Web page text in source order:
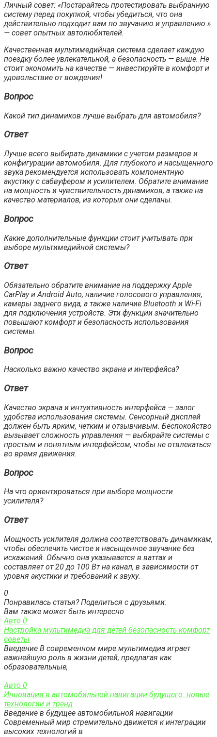
Личный совет: «Постарайтесь протестировать выбранную
систему перед покупкой, чтобы убедиться, что она
действительно подходит вам по звучанию и управлению.»
— совет опытных автолюбителей.
Качественная мультимедийная система сделает каждую
поездку более увлекательной, а безопасность — выше. Не
стоит экономить на качестве — инвестируйте в комфорт и
удовольствие от вождения!
Вопрос
Какой тип динамиков лучше выбрать для автомобиля?
Ответ
Лучше всего выбирать динамики с учетом размеров и
конфигурации автомобиля. Для глубокого и насыщенного
звука рекомендуется использовать компонентную
акустику с сабвуфером и усилителем. Обратите внимание
на мощность и чувствительность динамиков, а также на
качество материалов, из которых они сделаны.
Вопрос
Какие дополнительные функции стоит учитывать при
выборе мультимедийной системы?
Ответ
Обязательно обратите внимание на поддержку Apple
CarPlay и Android Auto, наличие голосового управления,
камеры заднего вида, а также наличие Bluetooth и Wi-Fi
для подключения устройств. Эти функции значительно
повышают комфорт и безопасность использования
системы.
Вопрос
Насколько важно качество экрана и интерфейса?
Ответ
Качество экрана и интуитивность интерфейса — залог
удобства использования системы. Сенсорный дисплей
должен быть ярким, четким и отзывчивым. Беспокойство
вызывает сложность управления — выбирайте системы с
простым и понятным интерфейсом, чтобы не отвлекаться
во время движения.
Вопрос
На что ориентироваться при выборе мощности
усилителя?
Ответ
Мощность усилителя должна соответствовать динамикам,
чтобы обеспечить чистое и насыщенное звучание без
искажений. Обычно она указывается в ваттах и
составляет от 20 до 100 Вт на канал, в зависимости от
уровня акустики и требований к звуку.
0
Понравилась статья? Поделиться с друзьями:
Вам также может быть интересно
Авто 0
Настройка мультимедиа для детей безопасность комфорт
советы
Введение В современном мире мультимедиа играет
важнейшую роль в жизни детей, предлагая как
образовательные,
Авто 0
Инновации в автомобильной навигации будущего: новые
технологии и тренд
Введение в будущее автомобильной навигации
Современный мир стремительно движется к интеграции
высоких технологий в